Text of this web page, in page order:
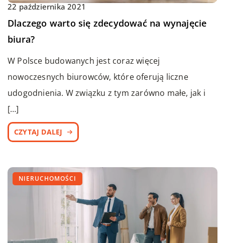
22 października 2021
Dlaczego warto się zdecydować na wynajęcie
biura?
W Polsce budowanych jest coraz więcej
nowoczesnych biurowców, które oferują liczne
udogodnienia. W związku z tym zarówno małe, jak i
[…]
CZYTAJ DALEJ
NIERUCHOMOŚCI